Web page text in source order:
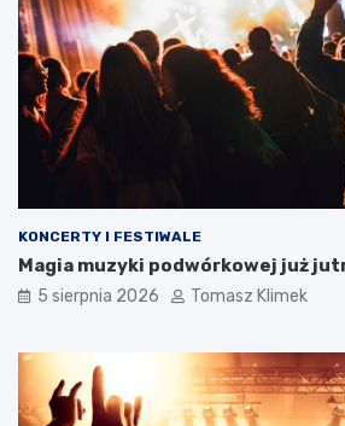
KONCERTY I FESTIWALE
Magia muzyki podwórkowej już
5 sierpnia 2026 Tomasz Klimek